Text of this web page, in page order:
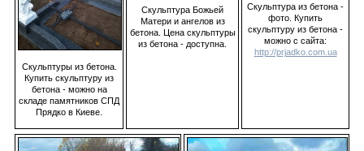
Скульптуры из бетона.
Купить скульптуру из
бетона - можно на
складе памятников СПД
Прядко в Киеве.
Скульптура Божьей
Матери и ангелов из
бетона. Цена скульптуры
из бетона - доступна.
Скульптура из бетона -
фото. Купить
скульптуру из бетона -
можно с сайта:
http://prjadko.com.ua